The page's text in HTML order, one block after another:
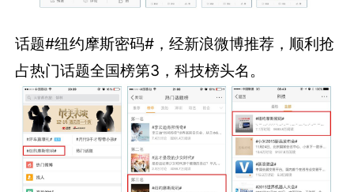
话题#纽约摩斯密码#，经新浪微博推荐，顺利抢
占热门话题全国榜第3，科技榜头名。